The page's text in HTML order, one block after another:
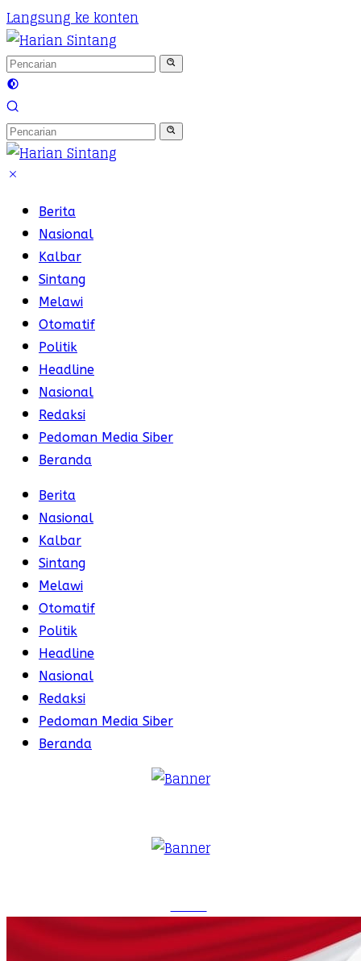
Langsung ke konten
Berita
Nasional
Kalbar
Sintang
Melawi
Otomatif
Politik
Headline
Nasional
Redaksi
Pedoman Media Siber
Beranda
Berita
Nasional
Kalbar
Sintang
Melawi
Otomatif
Politik
Headline
Nasional
Redaksi
Pedoman Media Siber
Beranda